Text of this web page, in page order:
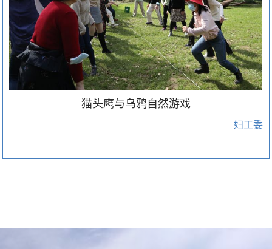
猫头鹰与乌鸦自然游戏
妇工委